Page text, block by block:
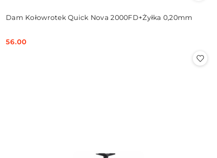
Dam Kołowrotek Quick Nova 2000FD+Żyłka 0,20mm
Cena:
56.00